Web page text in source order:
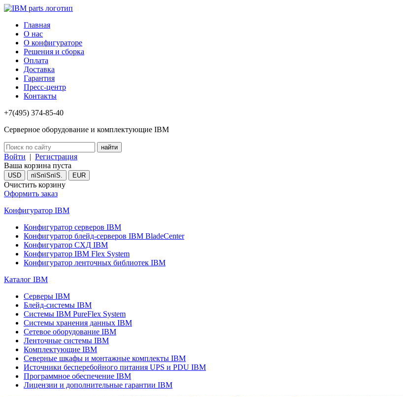
Главная
О нас
О конфигураторе
Решения и сборка
Оплата
Доставка
Гарантия
Пресс-центр
Контакты
+7(495) 374-85-40
Серверное оборудование и комплектующие IBM
Войти | Регистрация
Ваша корзина пуста
USD пїЅпїЅпїЅ. EUR
Очистить корзину
Оформить заказ
Конфигуратор IBM
Конфигуратор серверов IBM
Конфигуратор блейд-серверов IBM BladeCenter
Конфигуратор СХД IBM
Конфигуратор IBM Flex System
Конфигуратор ленточных библиотек IBM
Каталог IBM
Серверы IBM
Блейд-системы IBM
Системы IBM PureFlex System
Системы хранения данных IBM
Сетевое оборудование IBM
Ленточные системы IBM
Комплектующие IBM
Северные шкафы и монтажные комплекты IBM
Источники бесперебойного питания UPS и PDU IBM
Программное обеспечение IBM
Лицензии и дополнительные гарантии IBM